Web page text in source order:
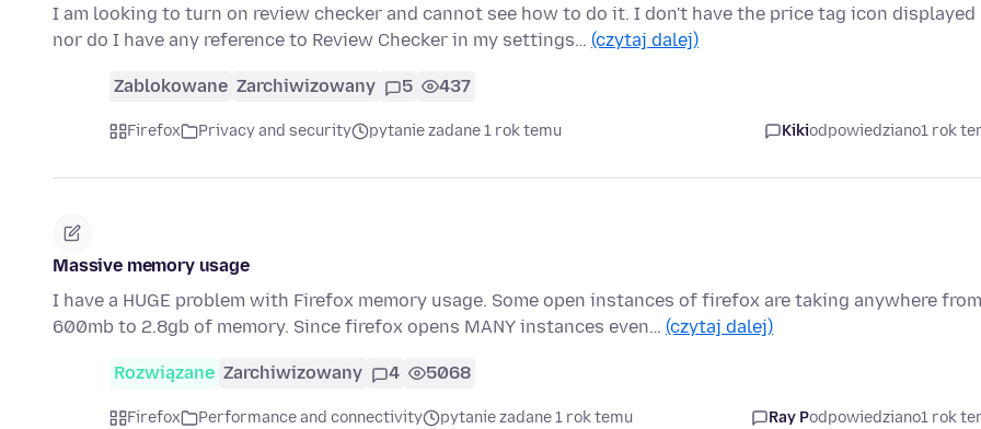
I am looking to turn on review checker and cannot see how to do it. I don't have the price tag icon displayed
nor do I have any reference to Review Checker in my settings… (czytaj dalej)
Zablokowane Zarchiwizowany 5 437
Firefox Privacy and security pytanie zadane 1 rok temu Kikiodpowiedziano1 rok
Massive memory usage
I have a HUGE problem with Firefox memory usage. Some open instances of firefox are taking anywhere from
600mb to 2.8gb of memory. Since firefox opens MANY instances even… (czytaj dalej)
Rozwiązane Zarchiwizowany 4 5068
Firefox Performance and connectivity pytanie zadane 1 rok temu Ray Podpowiedziano1 rok